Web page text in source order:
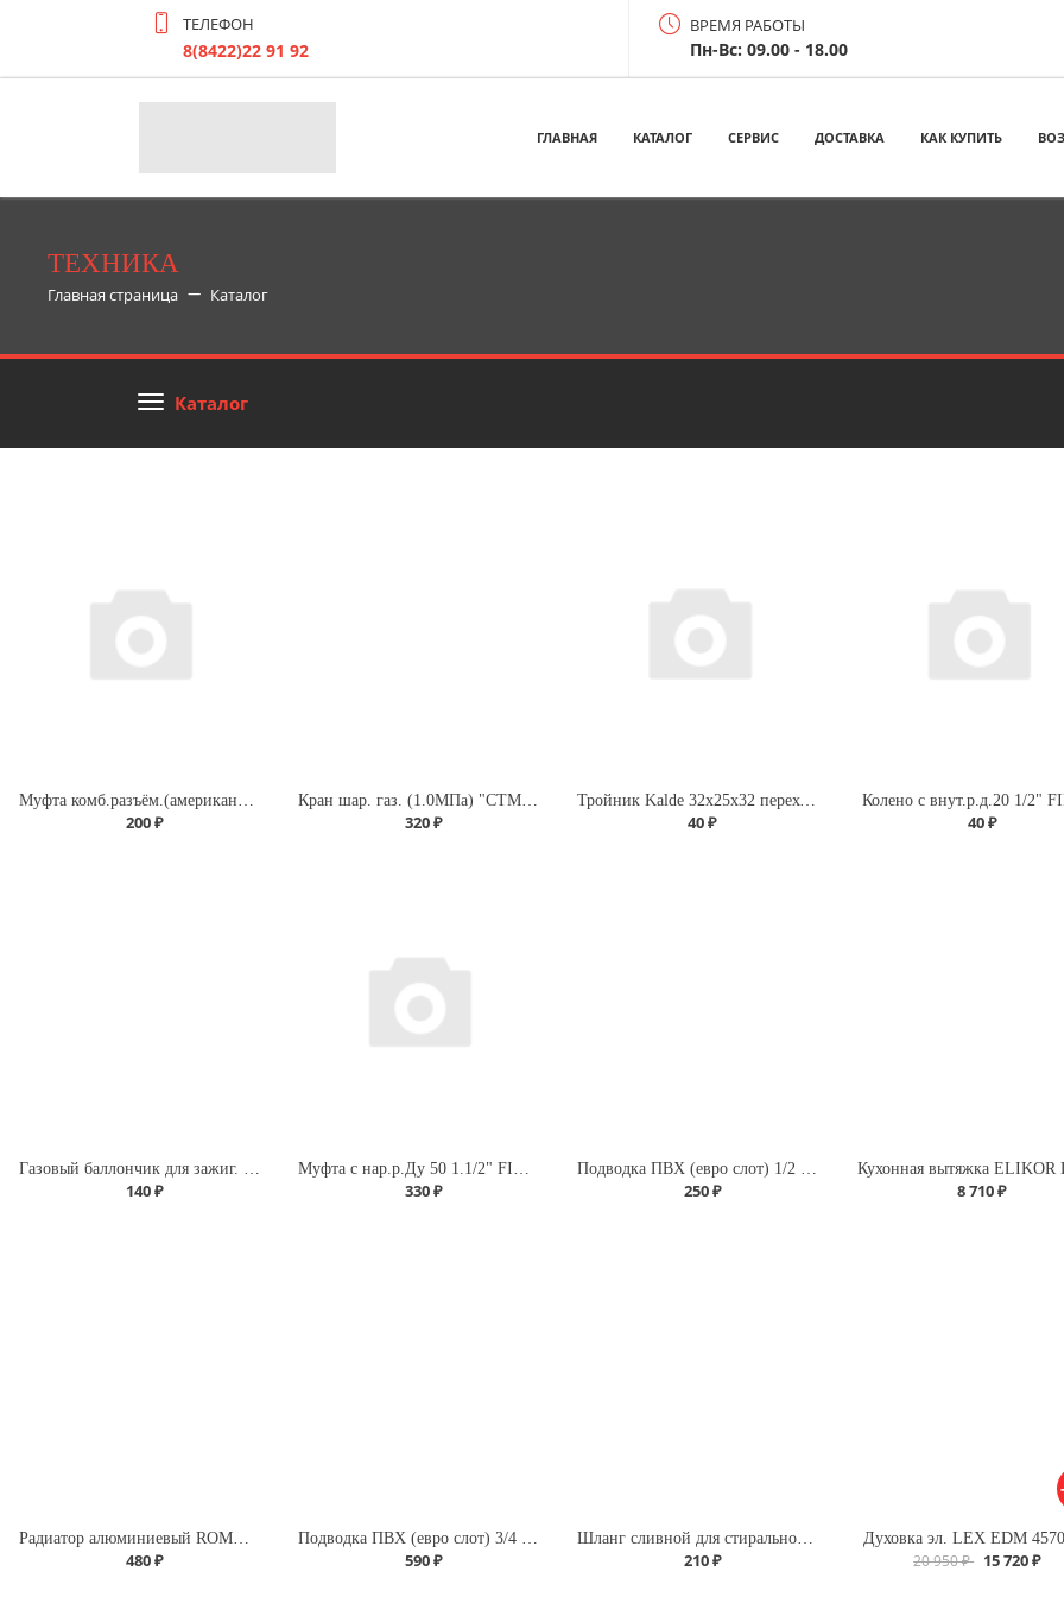
ТЕЛЕФОН
8(8422)22 91 92
ВРЕМЯ РАБОТЫ
Пн-Вс: 09.00 - 18.00
ГЛАВНАЯ КАТАЛОГ СЕРВИС ДОСТАВКА КАК КУПИТЬ
ТЕХНИКА
Главная страница Каталог
Каталог
200 ₽ 320 ₽
Тройник Kalde 32х25х32 переходной для полипропиленовых труб
40 ₽
Колено с внут.р.д.20 1/2"
40 ₽
Газовый баллончик для зажиг. 210 мл Premium (Runis)
140 ₽
Муфта с нар.р.Ду 50 1.1/2" FIRAT
330 ₽
Подводка ПВХ (евро слот) 1/2 г/г 120 для газа
250 ₽ 8 710 ₽
480 ₽ 590 ₽ 210 ₽
Духовка эл. LEX EDM
20 950 ₽ 15 720 ₽